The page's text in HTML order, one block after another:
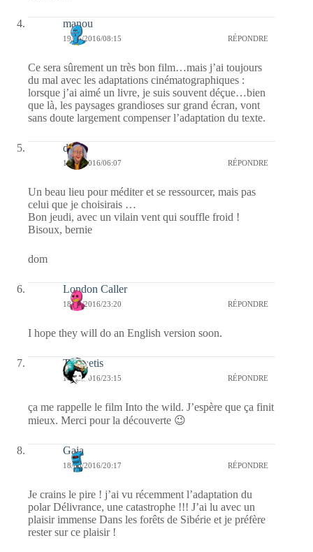
manou
19/05/2016/08:15 RÉPONDRE
Ce sera sûrement un très bon film…mais j’ai toujours
du mal avec les adaptations cinématographiques :
lorsque j’ai aimé un livre, je suis souvent déçue…bien
que là, les paysages grandioses sur grand écran, vont
sans doute largement compenser l’adaptation du texte.
dom
19/05/2016/06:07 RÉPONDRE
Un beau lieu pour méditer et se ressourcer, mais pas
celui que je choisirais …
Bon jeudi, avec un vilain vent qui souffle froid !
Bisoux, bernie
dom
London Caller
18/05/2016/23:20 RÉPONDRE
I hope they will do an English version soon.
Themetis
18/05/2016/23:15 RÉPONDRE
ça me rappelle le film Into the wild. J’espère que ça finit
mieux. Merci pour la découverte 😉
Gaia
18/05/2016/20:17 RÉPONDRE
Je crains le pire ! j’ai vu récemment l’adaptation du
polar Délivrance, une catastrophe !!! J’ai lu avec un
plaisir immense Dans les forêts de Sibérie et je préfère
rester sur ce plaisir !